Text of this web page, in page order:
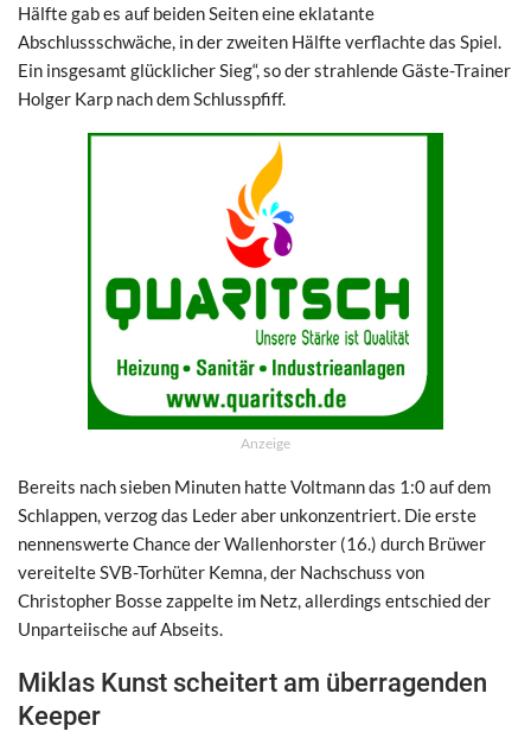
Hälfte gab es auf beiden Seiten eine eklatante
Abschlussschwäche, in der zweiten Hälfte verflachte das Spiel.
Ein insgesamt glücklicher Sieg“, so der strahlende Gäste-Trainer
Holger Karp nach dem Schlusspfiff.
Anzeige
Bereits nach sieben Minuten hatte Voltmann das 1:0 auf dem
Schlappen, verzog das Leder aber unkonzentriert. Die erste
nennenswerte Chance der Wallenhorster (16.) durch Brüwer
vereitelte SVB-Torhüter Kemna, der Nachschuss von
Christopher Bosse zappelte im Netz, allerdings entschied der
Unparteiische auf Abseits.
Miklas Kunst scheitert am überragenden
Keeper